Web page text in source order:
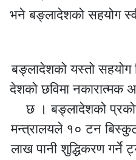
भने बङ्लादेशको सहयोग
बङ्लादेशको यस्तो सहयोग
देशको छविमा नकारात्मक
छ । बङ्लादेशको
मन्त्रालयले १० टन
लाख पानी शुद्धिकरण गर्ने